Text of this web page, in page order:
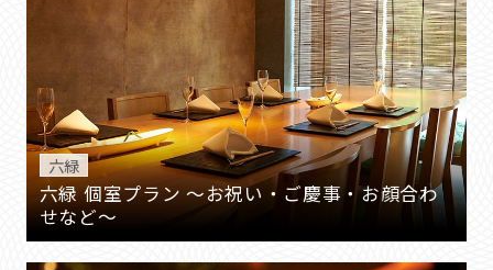
六緑
六緑 個室プラン ～お祝い・ご慶事・お顔合わ
せなど～